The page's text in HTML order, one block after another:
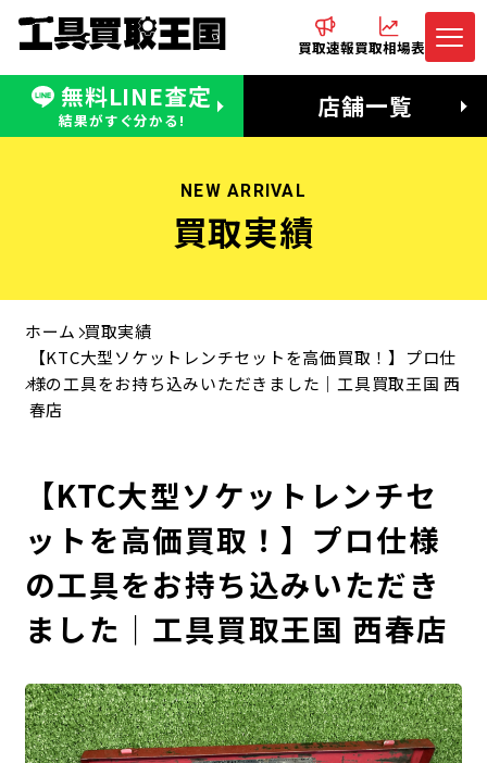
買取速報買取相場表
無料LINE査定
結果がすぐ分かる! 店舗一覧
無料LINE査定
受付：11:00〜19:00 木曜定休日
電話でお問合わせ
営業時間：11:00〜20:00
NEW ARRIVAL
買取実績
ホーム 買取実績
【KTC大型ソケットレンチセットを高価買取！】プロ仕
様の工具をお持ち込みいただきました｜工具買取王国 西
春店
【KTC大型ソケットレンチセ
ットを高価買取！】プロ仕様
の工具をお持ち込みいただき
ました｜工具買取王国 西春店